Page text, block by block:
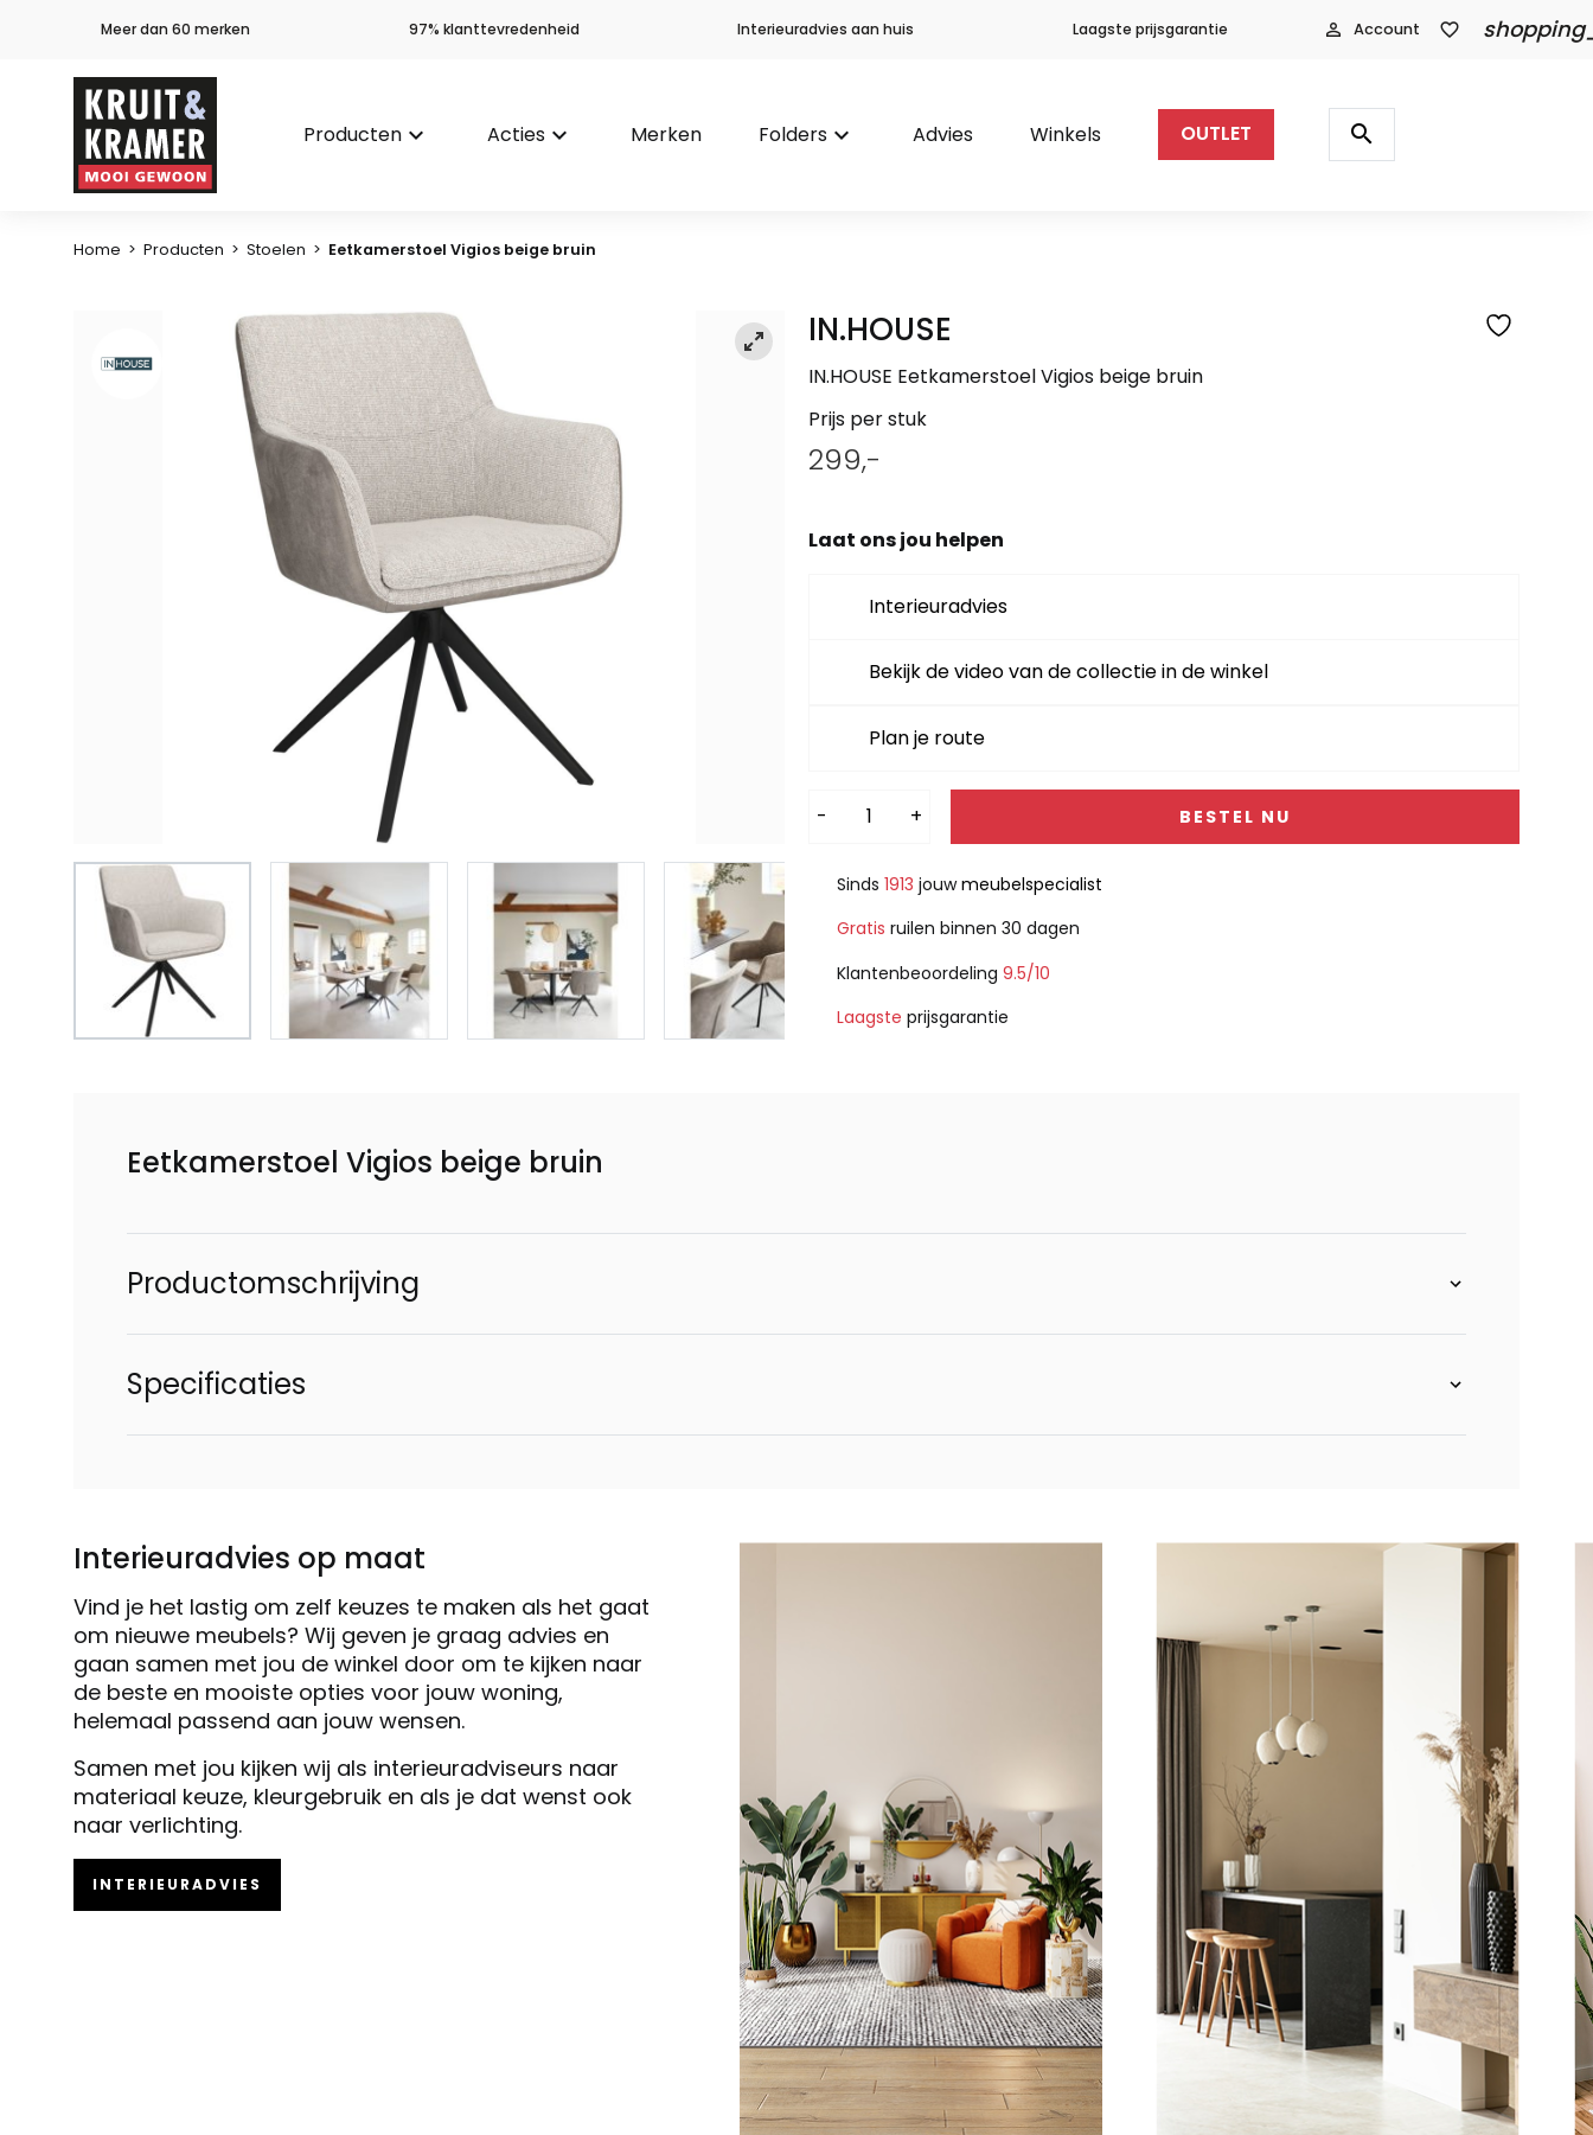
Meer dan 60 merken 97% klanttevredenheid Interieuradvies aan huis Laagste prijsgarantie person_outline Account favorite_border
Producten keyboard_arrow_down Acties keyboard_arrow_down Merken Folders keyboard_arrow_down Advies Winkels OUTLET
Producten
zoeken
search
Home > Producten > Stoelen > Eetkamerstoel Vigios beige bruin
IN.HOUSE
IN.HOUSE Eetkamerstoel Vigios beige bruin
Prijs per stuk
299,-
Laat ons jou helpen
Interieuradvies
Bekijk de video van de collectie in de winkel
Plan je route
- + BESTEL NU
Alternative:
Sinds 1913 jouwmeubelspecialist
Gratis ruilen binnen 30 dagen
Klantenbeoordeling 9.5/10
Laagste prijsgarantie
Eetkamerstoel Vigios beige bruin
Productomschrijving
Specificaties
Interieuradvies op maat
Vind je het lastig om zelf keuzes te maken als het gaat
om nieuwe meubels? Wij geven je graag advies en
gaan samen met jou de winkel door om te kijken naar
de beste en mooiste opties voor jouw woning,
helemaal passend aan jouw wensen.
Samen met jou kijken wij als interieuradviseurs naar
materiaal keuze, kleurgebruik en als je dat wenst ook
naar verlichting.
INTERIEURADVIES